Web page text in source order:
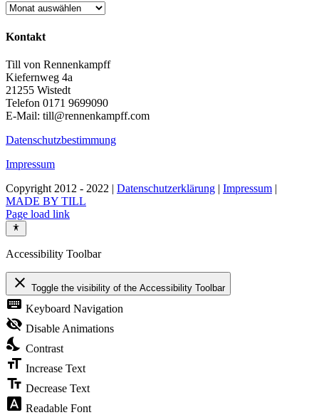
Archiv
Kontakt
Till von Rennenkampff
Kiefernweg 4a
21255 Wistedt
Telefon 0171 9699090
E-Mail: till@rennenkampff.com
Datenschutzbestimmung
Impressum
Copyright 2012 - 2022 | Datenschutzerklärung | Impressum |
MADE BY TILL
Page load link
Accessibility Toolbar
close Toggle the visibility of the Accessibility Toolbar
keyboard Keyboard Navigation
visibility_off Disable Animations
nights_stay Contrast
format_size Increase Text
text_fields Decrease Text
font_download Readable Font